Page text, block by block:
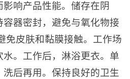
响产品性能。储存在阴
器密封，避免与氧化物接
免皮肤和黏膜接触。工作场
。工作后，淋浴更衣。单
后再用。保持良好的卫生